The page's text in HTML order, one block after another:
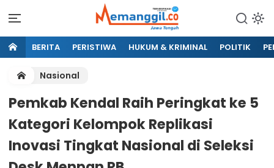
BERITA PERISTIWA HUKUM & KRIMINAL POLITIK
Nasional
Pemkab Kendal Raih Peringkat ke 5
Kategori Kelompok Replikasi
Inovasi Tingkat Nasional di Seleksi